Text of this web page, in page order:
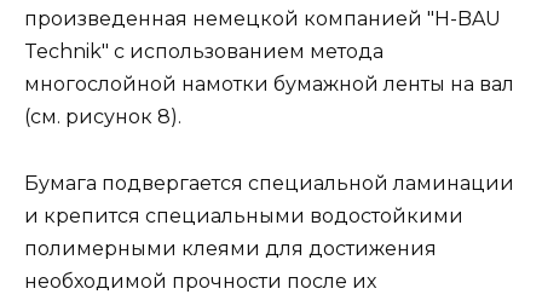
произведенная немецкой компанией "H-BAU
Technik" с использованием метода
многослойной намотки бумажной ленты на вал
(см. рисунок 8).
Бумага подвергается специальной ламинации
и крепится специальными водостойкими
полимерными клеями для достижения
необходимой прочности после их